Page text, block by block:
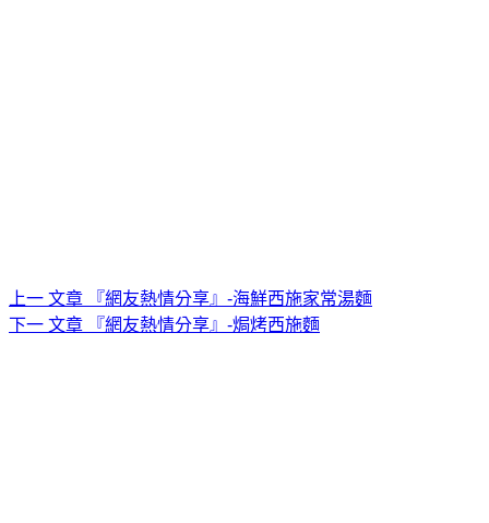
上一 文章
『網友熱情分享』-海鮮西施家常湯麵
下一 文章 『網友熱情分享』-焗烤西施麵